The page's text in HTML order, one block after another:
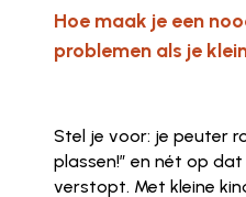
Hoe maak je een
problemen als je
Stel je voor: je peuter
plassen!” en nét op
verstopt. Met kleine